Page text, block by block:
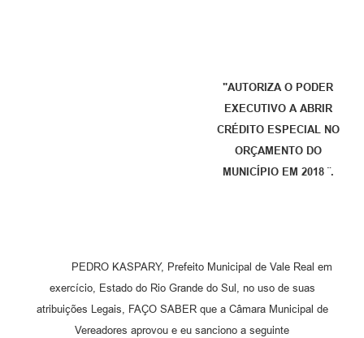
"AUTORIZA O PODER
EXECUTIVO A ABRIR
CRÉDITO ESPECIAL NO
ORÇAMENTO DO
MUNICÍPIO EM 2018 ¨.
PEDRO KASPARY, Prefeito Municipal de Vale Real em
exercício, Estado do Rio Grande do Sul, no uso de suas
atribuições Legais, FAÇO SABER que a Câmara Municipal de
Vereadores aprovou e eu sanciono a seguinte